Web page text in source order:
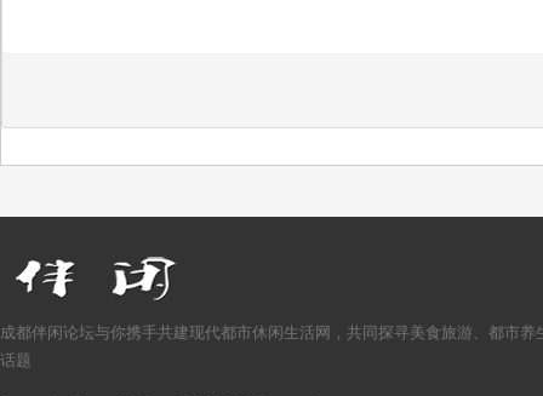
成都伴闲论坛与你携手共建现代都市休闲生活网，共同探寻美食旅游、都市养
话题